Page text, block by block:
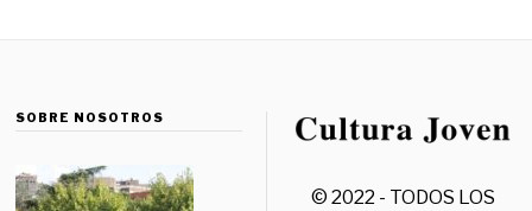
SOBRE NOSOTROS
© 2022 - TODOS LOS